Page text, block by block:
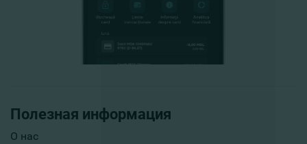
Полезная информация
О нас